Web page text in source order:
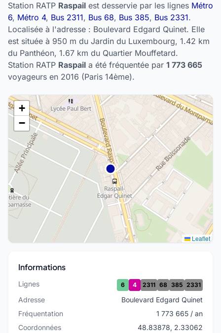
Station RATP Raspail est desservie par les lignes Métro
6, Métro 4, Bus 2311, Bus 68, Bus 385, Bus 2331.
Localisée à l'adresse : Boulevard Edgard Quinet. Elle
est située à 950 m du Jardin du Luxembourg, 1.42 km
du Panthéon, 1.67 km du Quartier Mouffetard.
Station RATP Raspail a été fréquentée par 1 773 665
voyageurs en 2016 (Paris 14ème).
+
−
Leaflet
Informations
Lignes 6 4 2311 68 385 2331
Adresse
Boulevard Edgard Quinet
Fréquentation
1 773 665 / an
Coordonnées
48.83878, 2.33062